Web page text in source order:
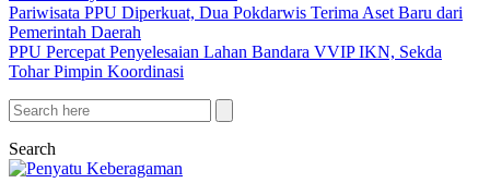
Pariwisata PPU Diperkuat, Dua Pokdarwis Terima Aset Baru dari
Pemerintah Daerah
PPU Percepat Penyelesaian Lahan Bandara VVIP IKN, Sekda
Tohar Pimpin Koordinasi
Search